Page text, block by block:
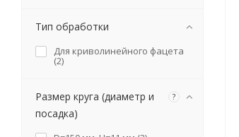
Тип обработки
Для криволинейного фацета
(2)
Размер круга (диаметр и
посадка)
?